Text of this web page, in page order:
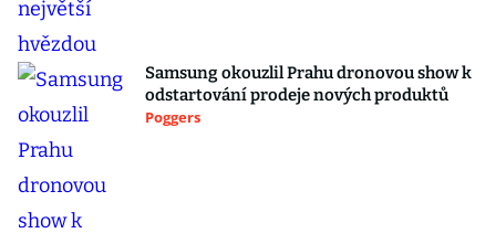
Samsung okouzlil Prahu dronovou show k
odstartování prodeje nových produktů
Poggers